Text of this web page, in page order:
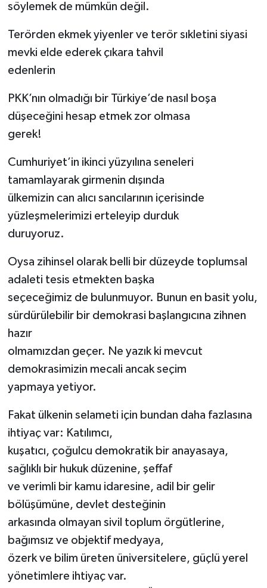
söylemek de mümkün değil.
Terörden ekmek yiyenler ve terör sıkletini siyasi
mevki elde ederek çıkara tahvil
edenlerin
PKK’nın olmadığı bir Türkiye’de nasıl boşa
düşeceğini hesap etmek zor olmasa
gerek!
Cumhuriyet’in ikinci yüzyılına seneleri
tamamlayarak girmenin dışında
ülkemizin can alıcı sancılarının içerisinde
yüzleşmelerimizi erteleyip durduk
duruyoruz.
Oysa zihinsel olarak belli bir düzeyde toplumsal
adaleti tesis etmekten başka
seçeceğimiz de bulunmuyor. Bunun en basit yolu,
sürdürülebilir bir demokrasi başlangıcına zihnen
hazır
olmamızdan geçer. Ne yazık ki mevcut
demokrasimizin mecali ancak seçim
yapmaya yetiyor.
Fakat ülkenin selameti için bundan daha fazlasına
ihtiyaç var: Katılımcı,
kuşatıcı, çoğulcu demokratik bir anayasaya,
sağlıklı bir hukuk düzenine, şeffaf
ve verimli bir kamu idaresine, adil bir gelir
bölüşümüne, devlet desteğinin
arkasında olmayan sivil toplum örgütlerine,
bağımsız ve objektif medyaya,
özerk ve bilim üreten üniversitelere, güçlü yerel
yönetimlere ihtiyaç var.